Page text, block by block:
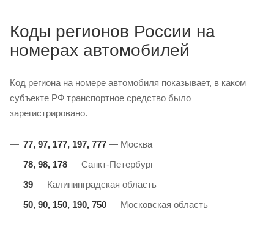
Коды регионов России на
номерах автомобилей
Код региона на номере автомобиля показывает, в каком
субъекте РФ транспортное средство было
зарегистрировано.
77, 97, 177, 197, 777 — Москва
78, 98, 178 — Санкт-Петербург
39 — Калининградская область
50, 90, 150, 190, 750 — Московская область